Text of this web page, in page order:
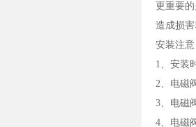
更重要
造成损害
安装注意
1、安装
2、电磁
3、电磁
4、电磁